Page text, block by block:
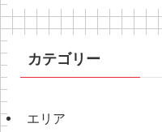
カテゴリー
エリア